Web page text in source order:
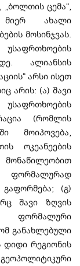
ცემა“,
მიერ ახალი
მოსინჯვას.
ალიანსის
არსი ისეთ
არის: (ა) შავი
(რომლის
მოიპოვება,
ოკეანეების
ფორმალურად
(გ)
შავი ზღვის
ფორმალური
განახლებული
დიდი რეგიონის